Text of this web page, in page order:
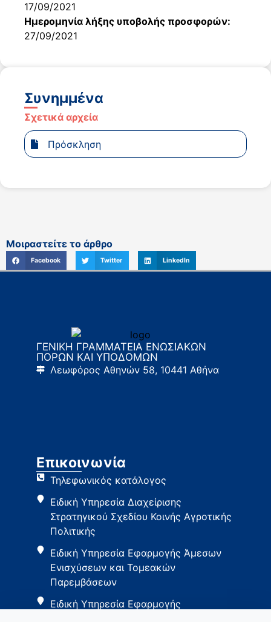
17/09/2021
Ημερομηνία λήξης υποβολής προσφορών:
27/09/2021
Συνημμένα
Σχετικά αρχεία
Πρόσκληση
Μοιραστείτε το άρθρο
Facebook Twitter LinkedIn
ΓΕΝΙΚΗ ΓΡΑΜΜΑΤΕΙΑ ΕΝΩΣΙΑΚΩΝ
ΠΟΡΩΝ ΚΑΙ ΥΠΟΔΟΜΩΝ
Λεωφόρος Αθηνών 58, 10441 Αθήνα
Επικοινωνία
Τηλεφωνικός κατάλογος
Ειδική Υπηρεσία Διαχείρισης
Στρατηγικού Σχεδίου Κοινής Αγροτικής
Πολιτικής
Ειδική Υπηρεσία Εφαρμογής Άμεσων
Ενισχύσεων και Τομεακών
Παρεμβάσεων
Ειδική Υπηρεσία Εφαρμογής